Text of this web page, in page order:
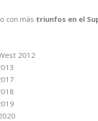
con más triunfos en el
2012